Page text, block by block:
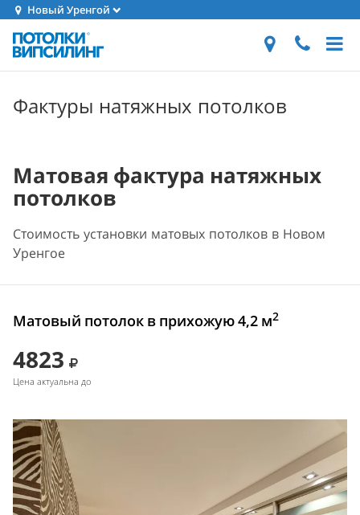
Новый Уренгой
Фактуры натяжных потолков
Матовая фактура натяжных
потолков
Стоимость установки матовых потолков в Новом
Уренгое
Матовый потолок в прихожую 4,2 м2
4823
Цена актуальна до